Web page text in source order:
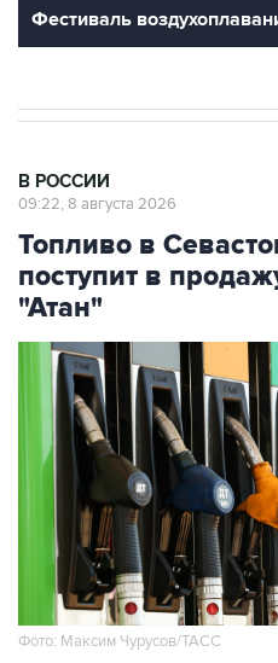
Фестиваль
В РОССИИ
09:22, 8 августа 2026
Топливо в
поступит в
"Атан"
Фото: Максим Чурусов/ТАСС